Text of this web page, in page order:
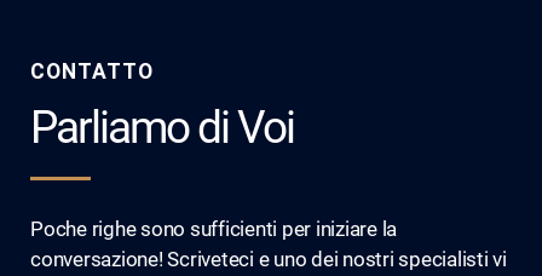
CONTATTO
Parliamo di Voi
Poche righe sono sufficienti per iniziare la
conversazione! Scriveteci e uno dei nostri specialisti vi